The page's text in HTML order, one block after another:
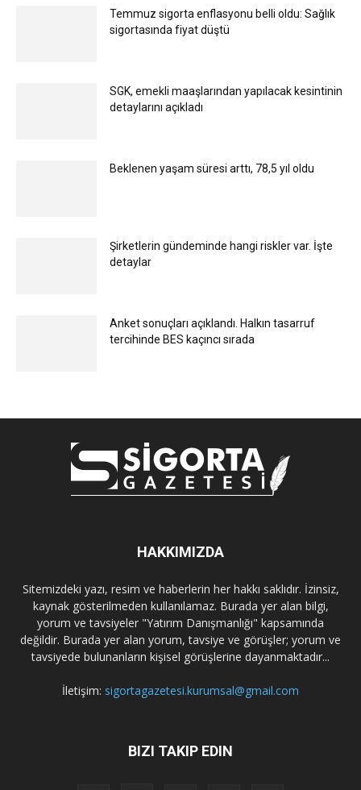
Temmuz sigorta enflasyonu belli oldu: Sağlık
sigortasında fiyat düştü
SGK, emekli maaşlarından yapılacak kesintinin
detaylarını açıkladı
Beklenen yaşam süresi arttı, 78,5 yıl oldu
Şirketlerin gündeminde hangi riskler var. İşte
detaylar
Anket sonuçları açıklandı. Halkın tasarruf
tercihinde BES kaçıncı sırada
HAKKIMIZDA
Sitemizdeki yazı, resim ve haberlerin her hakkı saklıdır. İzinsiz,
kaynak gösterilmeden kullanılamaz. Burada yer alan bilgi,
yorum ve tavsiyeler "Yatırım Danışmanlığı" kapsamında
değildir. Burada yer alan yorum, tavsiye ve görüşler; yorum ve
tavsiyede bulunanların kişisel görüşlerine dayanmaktadır...
İletişim: sigortagazetesi.kurumsal@gmail.com
BIZI TAKIP EDIN